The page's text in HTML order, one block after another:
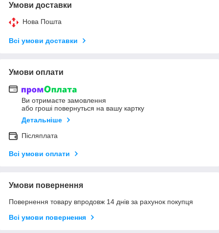
Умови доставки
Нова Пошта
Всі умови доставки
Умови оплати
Ви отримаєте замовлення
або гроші повернуться на вашу картку
Детальніше
Післяплата
Всі умови оплати
Умови повернення
Повернення товару впродовж 14 днів за рахунок покупця
Всі умови повернення